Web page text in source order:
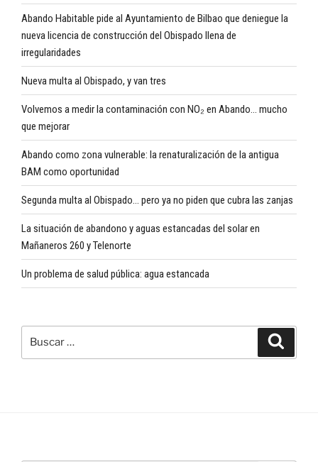
Abando Habitable pide al Ayuntamiento de Bilbao que deniegue la
nueva licencia de construcción del Obispado llena de
irregularidades
Nueva multa al Obispado, y van tres
Volvemos a medir la contaminación con NO₂ en Abando… mucho
que mejorar
Abando como zona vulnerable: la renaturalización de la antigua
BAM como oportunidad
Segunda multa al Obispado… pero ya no piden que cubra las zanjas
La situación de abandono y aguas estancadas del solar en
Mañaneros 260 y Telenorte
Un problema de salud pública: agua estancada